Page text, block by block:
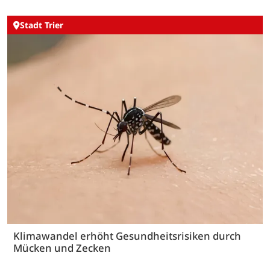
Stadt Trier
Klimawandel erhöht Gesundheitsrisiken durch
Mücken und Zecken